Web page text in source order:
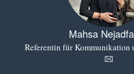
Mahsa
Referentin für Kommunikation